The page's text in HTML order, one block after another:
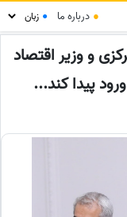
● درباره ما ●
و وزیر اقتصاد
پیدا کند...